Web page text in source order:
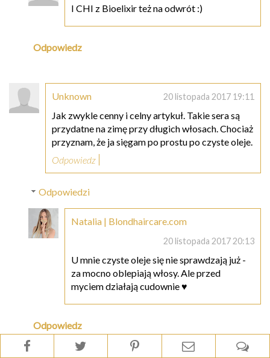
I CHI z Bioelixir też na odwrót :)
Odpowiedz
Unknown 20 listopada 2017 19:11
Jak zwykle cenny i celny artykuł. Takie sera są
przydatne na zimę przy długich włosach. Chociaż
przyznam, że ja sięgam po prostu po czyste oleje.
Odpowiedz
Odpowiedzi
Natalia | Blondhaircare.com
20 listopada 2017 20:13
U mnie czyste oleje się nie sprawdzają już -
za mocno oblepiają włosy. Ale przed
myciem działają cudownie ♥
Odpowiedz